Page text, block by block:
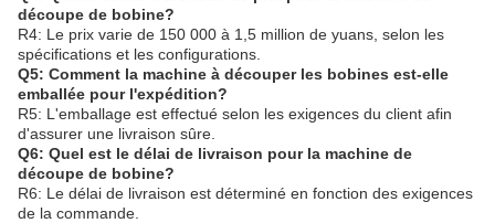
découpe de bobine?
R4: Le prix varie de 150 000 à 1,5 million de yuans, selon les
spécifications et les configurations.
Q5: Comment la machine à découper les bobines est-elle
emballée pour l'expédition?
R5: L'emballage est effectué selon les exigences du client afin
d'assurer une livraison sûre.
Q6: Quel est le délai de livraison pour la machine de
découpe de bobine?
R6: Le délai de livraison est déterminé en fonction des exigences
de la commande.